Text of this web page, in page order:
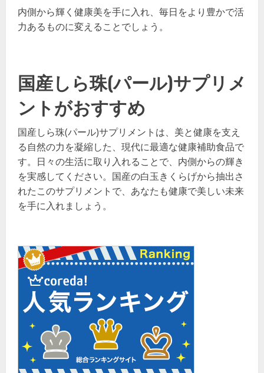
内側から輝く健康美を手に入れ、毎日をより豊かで活
力あるものに変えることでしょう。
国産しら珠(パール)サプリメ
ントがおすすめ
国産しら珠(パール)サプリメントは、美と健康を支え
る自然の力を凝縮した、現代に最適な健康補助食品で
す。日々の生活に取り入れることで、内側からの輝き
を実感してください。国産の白玉きくらげから抽出さ
れたこのサプリメントで、あなたも健康で美しい未来
を手に入れましょう。